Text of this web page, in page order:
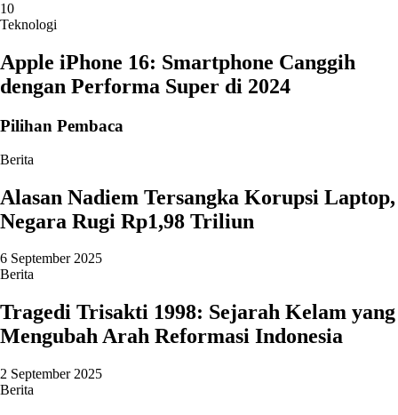
10
Teknologi
Apple iPhone 16: Smartphone Canggih
dengan Performa Super di 2024
Pilihan Pembaca
Berita
Alasan Nadiem Tersangka Korupsi Laptop,
Negara Rugi Rp1,98 Triliun
6 September 2025
Berita
Tragedi Trisakti 1998: Sejarah Kelam yang
Mengubah Arah Reformasi Indonesia
2 September 2025
Berita